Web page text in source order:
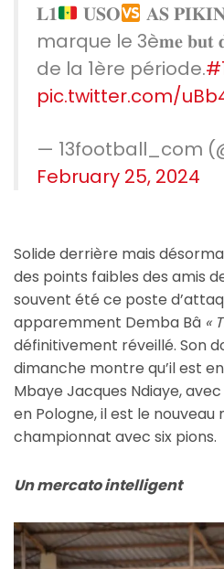
𝐋𝟏 𝐔𝐒𝐎
𝐀𝐒
marque le 3è𝐦𝐞 𝐛𝐮𝐭
de la 1ère période.
pic.twitter.com/
— 13football_com
February 25, 2024
Solide derrière mais
des points faibles des amis
souvent été ce poste
apparemment Demba Bâ «
définitivement réveillé. Son
dimanche montre qu’il est
Mbaye Jacques Ndiaye,
en Pologne, il est le
championnat avec six pions.
Un mercato intelligent